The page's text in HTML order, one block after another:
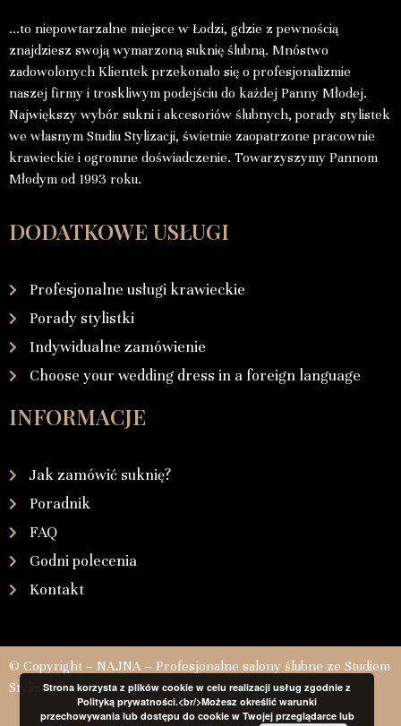
…to niepowtarzalne miejsce w Łodzi, gdzie z pewnością
znajdziesz swoją wymarzoną suknię ślubną. Mnóstwo
zadowolonych Klientek przekonało się o profesjonalizmie
naszej firmy i troskliwym podejściu do każdej Panny Młodej.
Największy wybór sukni i akcesoriów ślubnych, porady stylistek
we własnym Studiu Stylizacji, świetnie zaopatrzone pracownie
krawieckie i ogromne doświadczenie. Towarzyszymy Pannom
Młodym od 1993 roku.
DODATKOWE USŁUGI
Profesjonalne usługi krawieckie
Porady stylistki
Indywidualne zamówienie
Choose your wedding dress in a foreign language
INFORMACJE
Jak zamówić suknię?
Poradnik
FAQ
Godni polecenia
Kontakt
© Copyright – NAJNA – Profesjonalne salony ślubne ze Studiem
StylizacjiStrona korzysta z plików cookie w celu realizacji usług zgodnie z
Polityką prywatności.<br/>Możesz określić warunki
przechowywania lub dostępu do cookie w Twojej przeglądarce lub